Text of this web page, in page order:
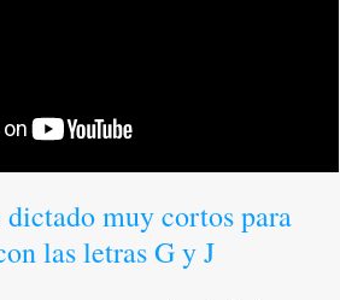
muy cortos para
las letras G y J